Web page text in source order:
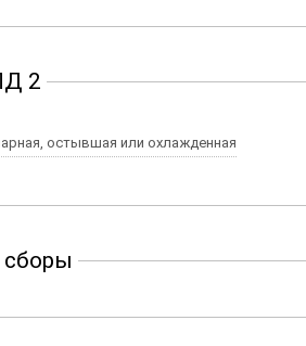
2
парная, остывшая или охлажденная